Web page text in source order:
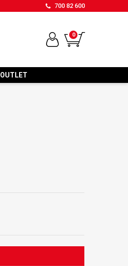
700 82 600
0
OUTLET